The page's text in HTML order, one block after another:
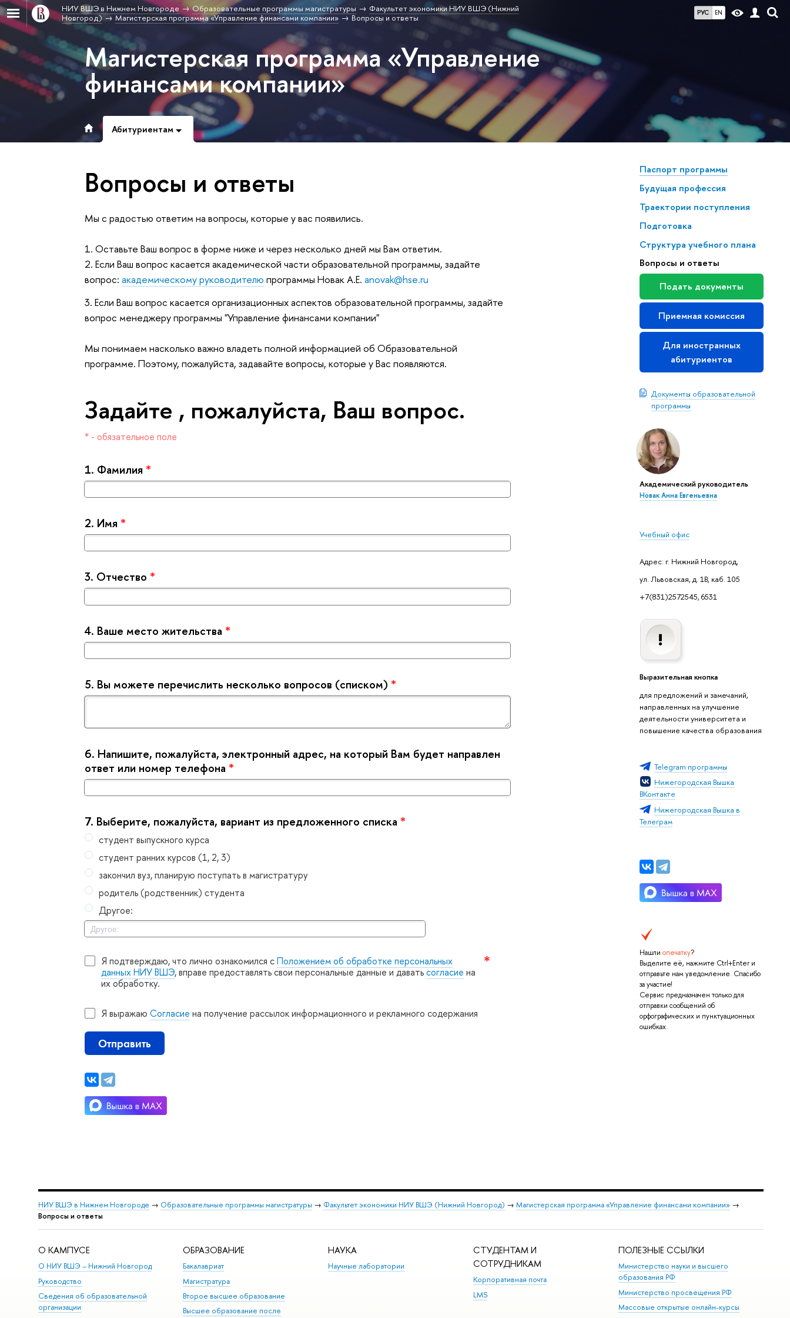
РУС EN
НИУ ВШЭ в Нижнем Новгороде Образовательные программы магистратуры
Факультет экономики НИУ ВШЭ (Нижний
Новгород)
Магистерская программа «Управление финансами компании» опросы и ответы
Магистерская программа «Управление
финансами компании»
Абитуриентам
Паспорт программы
Будущая профессия
Траектории поступления
Подготовка
Структура учебного плана
опросы и ответы
Подать документы
Приемная комиссия
Для иностранных
абитуриенто
Документы образовательной
программы
Академический руководитель
Новак Анна Евгеньевна
Учебный офис
Адрес: г. Нижний Новгород,
ул. Львовская, д. 1В, каб. 105
+7(831)2572545, 6531
ыразительная кнопка
для предложений и замечаний,
направленных на улучшение
деятельности университета и
повышение качества образования
Telegram программы
Нижегородская Вышка
Контакте
Нижегородская Вышка
Телеграм
Нашли опечатку?
ыделите её, нажмите Ctrl+Enter и
отправьте нам уведомление. Спасибо
за участие!
Сервис предназначен только для
отправки сообщений о
орфографических и пунктуационных
ошибках.
опросы и ответы
Мы с радостью ответим на вопросы, которые у вас появились.
1. Оставьте Ваш вопрос в форме ниже и через несколько дней мы Вам ответим.
2. Если Ваш вопрос касается академической части образовательной программы, задайте
опрос:академическому руководителю программы Новак А.Е.anovak@hse.ru
3. Если Ваш вопрос касается организационных аспектов образовательной программы, задайте
опрос менеджеру программы "Управление финансами компании"
Мы понимаем насколько важно владеть полной информацией об Образовательной
программе. Поэтому, пожалуйста, задавайте вопросы, которые у Вас появляются.
Задайте , пожалуйста, Ваш вопрос.
* - обязательное поле
1. Фамилия *
2. Имя *
3. Отчество *
4. аше место жительства *
5. ы можете перечислить несколько вопросов (списком) *
6. Напишите, пожалуйста, электронный адрес, на который Вам будет направлен
ответ или номер телефона *
7. ыберите, пожалуйста, вариант из предложенного списка *
студент выпускного курса
студент ранних курсов (1, 2, 3)
закончил вуз, планирую поступать в магистратуру
родитель (родственник) студента
Другое:
Я подтверждаю, что лично ознакомился сПоложением об обработке персональных
данных НИУ ВШЭ, вправе предоставлять свои персональные данные и даватьсогласие на
их обработку.
Я выражаюСогласие на получение рассылок информационного и рекламного содержания
Отправить
НИУ ВШЭ в Нижнем Новгороде → Образовательные программы магистратуры → Факультет экономики НИУ ВШЭ (Нижний Новгород) → Магистерская программа «Управление финансами компании» →
опросы и ответы
О КАМПУСЕ
О НИУ ВШЭ – Нижний Новгород
Руководство
Сведения об образовательной
организации
ОБРАЗОВАНИЕ
Бакалавриат
Магистратура
торое высшее образование
ысшее образование после
НАУКА
Научные лаборатории
СТУДЕНТАМ И
СОТРУДНИКАМ
Корпоративная почта
LMS
ПОЛЕЗНЫЕ ССЫЛКИ
Министерство науки и высшего
образования РФ
Министерство просвещения РФ
Массовые открытые онлайн-курсы